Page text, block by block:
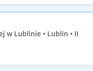
w Lublinie • Lublin • II